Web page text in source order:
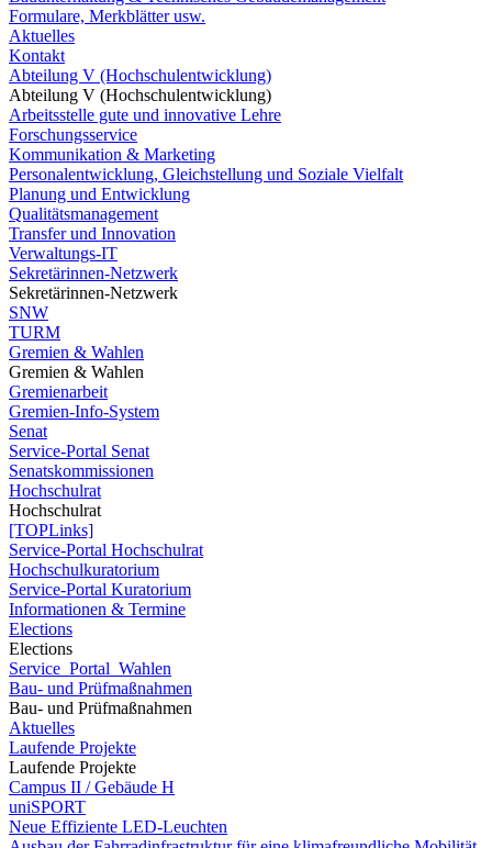
Formulare, Merkblätter usw.
Aktuelles
Kontakt
Abteilung V (Hochschulentwicklung)
Abteilung V (Hochschulentwicklung)
Arbeitsstelle gute und innovative Lehre
Forschungsservice
Kommunikation & Marketing
Personalentwicklung, Gleichstellung und Soziale Vielfalt
Planung und Entwicklung
Qualitätsmanagement
Transfer und Innovation
Verwaltungs-IT
Sekretärinnen-Netzwerk
Sekretärinnen-Netzwerk
SNW
TURM
Gremien & Wahlen
Gremien & Wahlen
Gremienarbeit
Gremien-Info-System
Senat
Service-Portal Senat
Senatskommissionen
Hochschulrat
Hochschulrat
[TOPLinks]
Service-Portal Hochschulrat
Hochschulkuratorium
Service-Portal Kuratorium
Informationen & Termine
Elections
Elections
Service_Portal_Wahlen
Bau- und Prüfmaßnahmen
Bau- und Prüfmaßnahmen
Aktuelles
Laufende Projekte
Laufende Projekte
Campus II / Gebäude H
uniSPORT
Neue Effiziente LED-Leuchten